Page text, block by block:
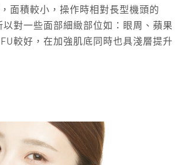
面積較小，操作時相對長型機頭的
以對一些面部細緻部位如：眼周、蘋果
較好，在加強肌底同時也具淺層提升